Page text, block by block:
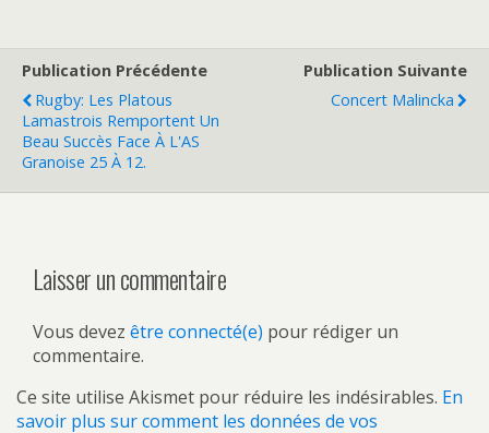
Publication Précédente
Rugby: Les Platous
Lamastrois Remportent Un
Beau Succès Face À L'AS
Granoise 25 À 12.
Publication Suivante
Concert Malincka
Laisser un commentaire
Vous devez être connecté(e) pour rédiger un
commentaire.
Ce site utilise Akismet pour réduire les indésirables. En
savoir plus sur comment les données de vos